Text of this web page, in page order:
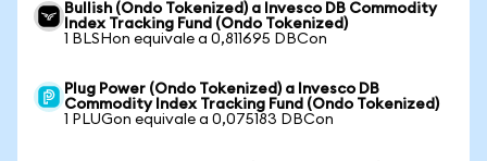
Bullish (Ondo Tokenized) a Invesco DB Commodity
Index Tracking Fund (Ondo Tokenized)
1 BLSHon equivale a 0,811695 DBCon
Plug Power (Ondo Tokenized) a Invesco DB
Commodity Index Tracking Fund (Ondo Tokenized)
1 PLUGon equivale a 0,075183 DBCon